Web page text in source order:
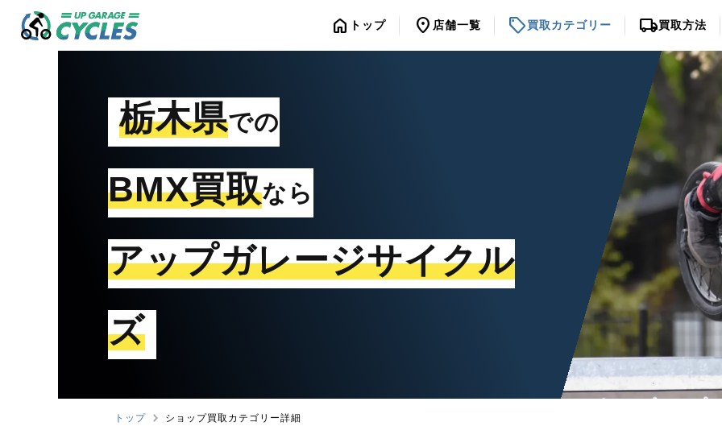
home トップ location_on 店舗一覧 sell買取カテゴリー local_shipping買取方法
栃木県での
BMX買取なら
アップガレージサイクル
ズ
トップ ショップ買取カテゴリー詳細